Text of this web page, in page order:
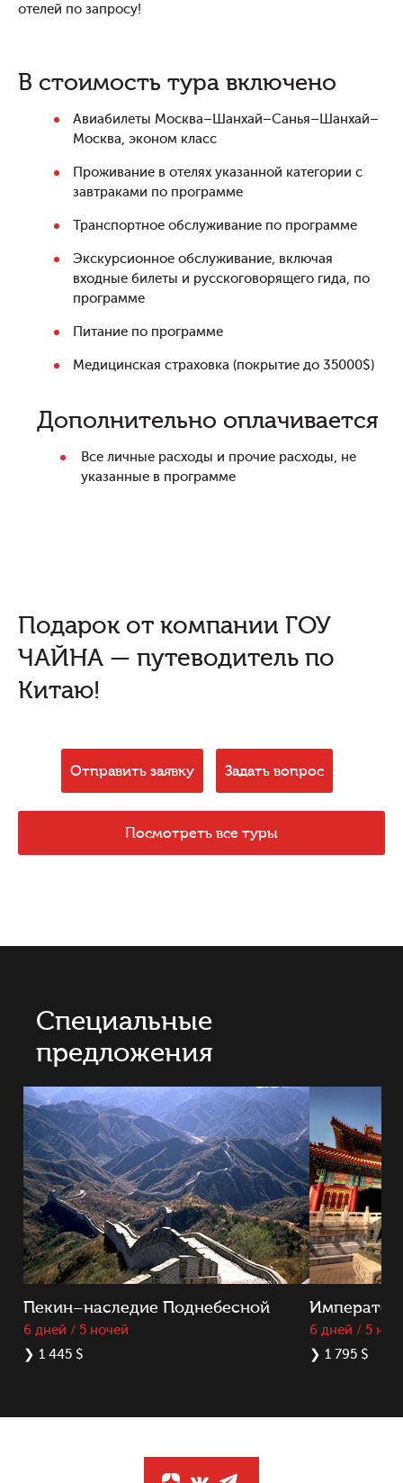
отелей по запросу!
В стоимость тура включено
Авиабилеты Москва–Шанхай–Санья–Шанхай–
Москва, эконом класс
Проживание в отелях указанной категории с
завтраками по программе
Транспортное обслуживание по программе
Экскурсионное обслуживание, включая
входные билеты и русскоговорящего гида, по
программе
Питание по программе
Медицинская страховка (покрытие до 35000$)
Дополнительно оплачивается
Все личные расходы и прочие расходы, не
указанные в программе
Подарок от компании ГОУ
ЧАЙНА — путеводитель по
Китаю!
Отправить заявку Задать вопрос
Посмотреть все туры
Специальные
предложения
Пекин–наследие Поднебесной
6 дней / 5 ночей
❯ 1 445 $
6 дней / 5
❯ 1 795 $